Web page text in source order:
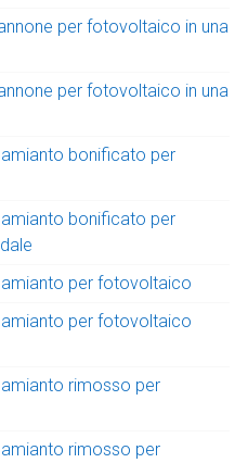
per fotovoltaico in una
per fotovoltaico in una
bonificato per
bonificato per
per fotovoltaico
per fotovoltaico
rimosso per
rimosso per